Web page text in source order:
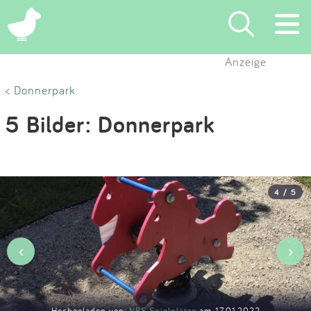
×
Eintragen
Blog
Partner
Kontakt
Anzeige
< Donnerpark
5 Bilder: Donnerpark
4 / 5
‹ ›